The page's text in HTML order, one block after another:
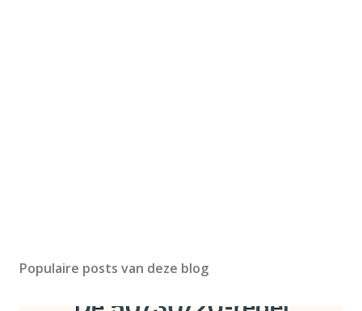
Populaire posts van deze blog